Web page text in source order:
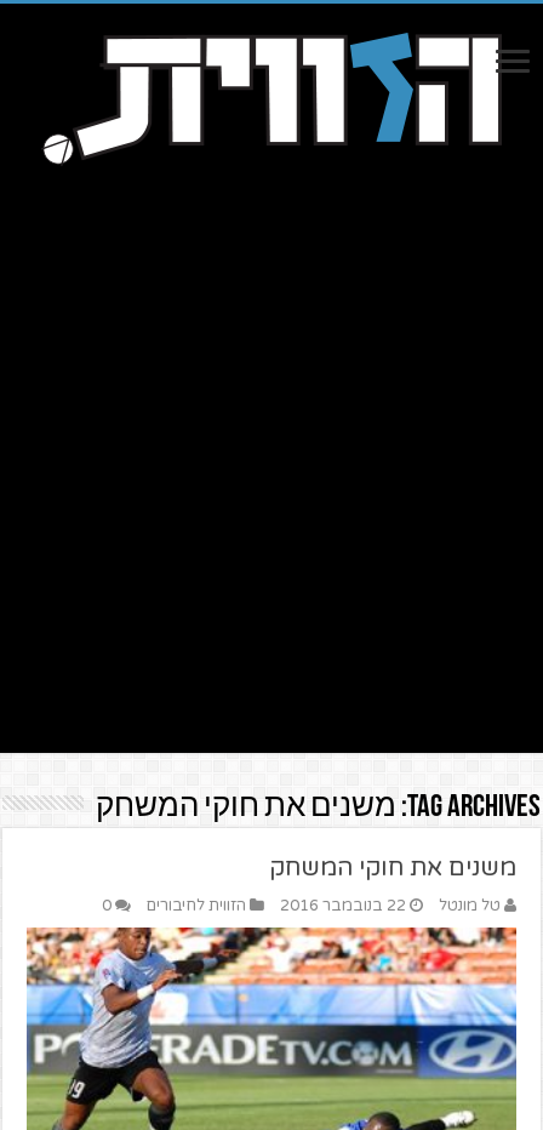
Tag Archives: משנים את חוקי המשחק
משנים את חוקי המשחק
טל מונטל 22 בנובמבר 2016 הזווית לחיבורים 0